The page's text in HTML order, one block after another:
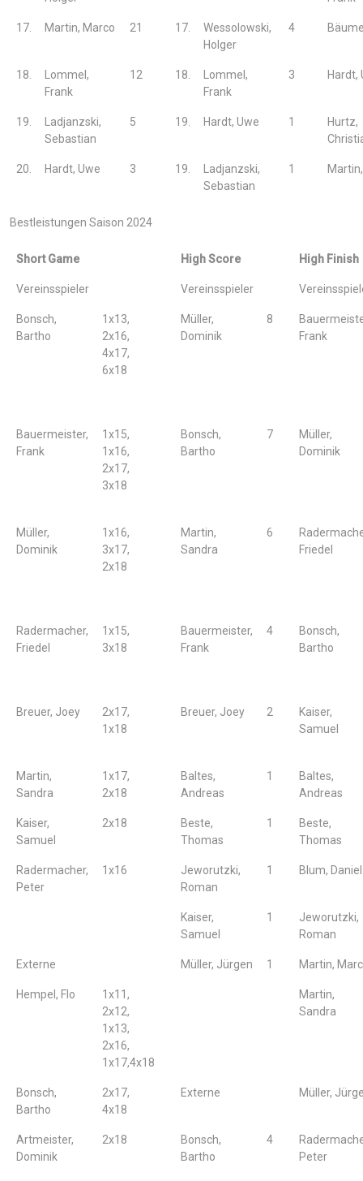
17. Martin, Marco 21 17.
Wessolowski,
Holger
4
18.
Lommel,
Frank
12 18.
Lommel,
Frank
3 Hardt,
19.
Ladjanzski,
Sebastian
5 19. Hardt, Uwe 1
Hurtz,
20. Hardt, Uwe 3 19.
Ladjanzski,
Sebastian
1
Bestleistungen Saison 2024
Short Game High Score High Finish
Vereinsspieler Vereinsspieler
Bonsch,
Bartho
1x13,
2x16,
4x17,
6x18
Müller,
Dominik
8
Frank
Bauermeister,
Frank
1x15,
1x16,
2x17,
3x18
Bonsch,
Bartho
7
Müller,
Dominik
Müller,
Dominik
1x16,
3x17,
2x18
Martin,
Sandra
6
Friedel
Radermacher,
Friedel
1x15,
3x18
Bauermeister,
Frank
4
Bonsch,
Bartho
Breuer, Joey
2x17,
1x18
Breuer, Joey 2
Kaiser,
Samuel
Martin,
Sandra
1x17,
2x18
Baltes,
Andreas
1
Baltes,
Andreas
Kaiser,
Samuel
2x18
Beste,
Thomas
1
Beste,
Thomas
Radermacher,
Peter
1x16
Jeworutzki,
Roman
1 Blum, Daniel
Kaiser,
Samuel
1
Jeworutzki,
Roman
Externe Müller, Jürgen 1 Martin,
Hempel, Flo
1x11,
2x12,
1x13,
2x16,
1x17,4x18
Martin,
Sandra
Bonsch,
Bartho
2x17,
4x18
Externe Müller,
Artmeister,
Dominik
2x18
Bonsch,
Bartho
4
Peter